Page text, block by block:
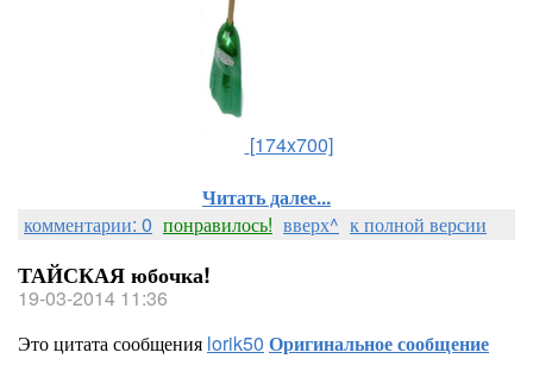
[174x700]
Читать далее...
комментарии: 0 понравилось! вверх^ к полной версии
ТАЙСКАЯ юбочка!
19-03-2014 11:36
Это цитата сообщения lorik50 Оригинальное сообщение